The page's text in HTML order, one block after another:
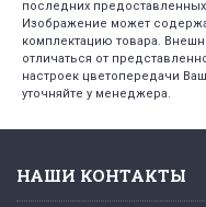
последних
Изображение может
комплектацию товара.
отличаться от
настроек цветопередачи
уточняйте у менеджера.
НАШИ КОНТАКТЫ